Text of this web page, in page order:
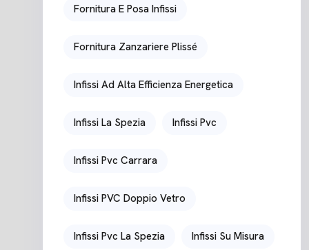
Fornitura E Posa Infissi
Fornitura Zanzariere Plissé
Infissi Ad Alta Efficienza Energetica
Infissi La Spezia Infissi Pvc
Infissi Pvc Carrara
Infissi PVC Doppio Vetro
Infissi Pvc La Spezia Infissi Su Misura